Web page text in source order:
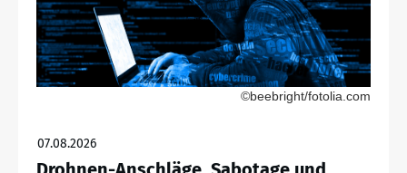
©beebright/fotolia.com
07.08.2026